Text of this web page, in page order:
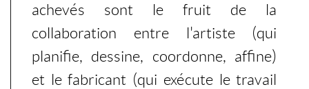
achevés sont le fruit de la
collaboration entre l'artiste (qui
planifie, dessine, coordonne, affine)
et le fabricant (qui exécute le travail